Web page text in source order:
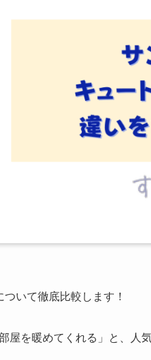
いて徹底比較します！
を暖めてくれる」と、人気